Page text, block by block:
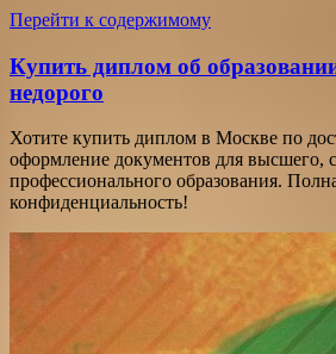
Перейти к содержимому
Купить диплом об
недорого
Хотите купить диплом в Москве по
оформление документов для высшего,
профессионального образования.
конфиденциальность!